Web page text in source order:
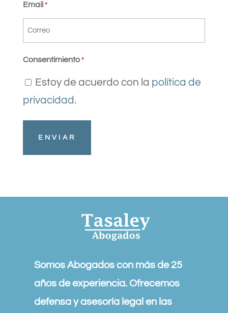
Email *
Consentimiento *
Estoy de acuerdo con la política de
privacidad.
Somos Abogados con más de 25
años de experiencia. Ofrecemos
defensa y asesoría legal en las